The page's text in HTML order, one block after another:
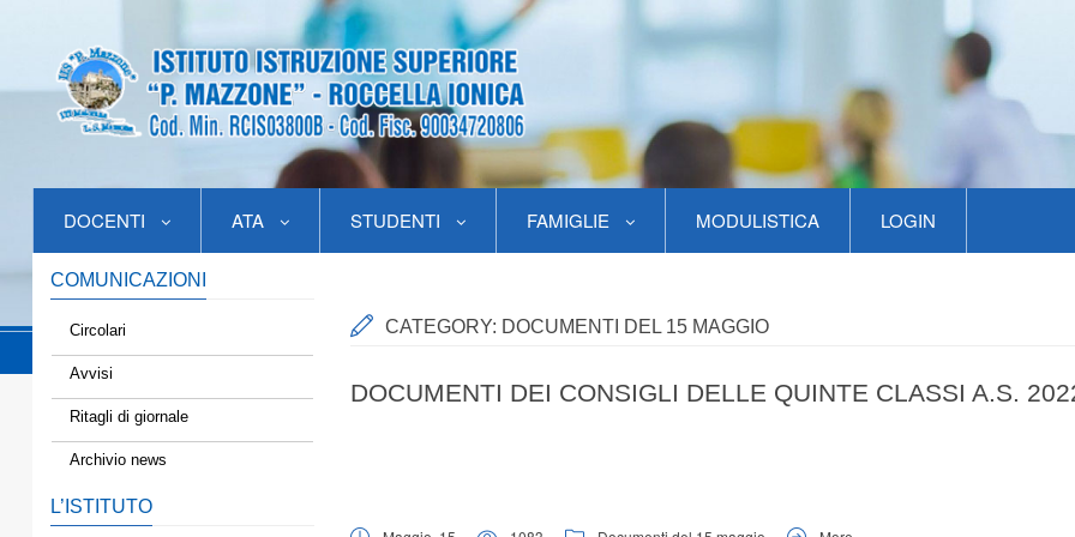
DOCENTI ATA STUDENTI FAMIGLIE MODULISTICA LOGIN
COMUNICAZIONI
Circolari
Avvisi
Ritagli di giornale
Archivio news
L’ISTITUTO
CATEGORY: DOCUMENTI DEL 15 MAGGIO
DOCUMENTI DEI CONSIGLI DELLE QUINTE CLASSI A.S.